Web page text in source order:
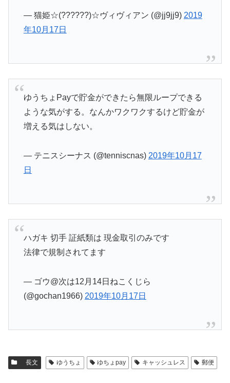
— 猫姫☆(??????)☆ヴィヴィアン (@jj9jj9) 2019
年10月17日
ゆうちょPayで貯金ができたら無限ループできる
ような気がする。なんかワクワクするけど貯金が
増える気はしない。
— テニスシーナス (@tenniscnas) 2019年10月17
日
ハガキ 切手 証紙類は 現金取引のみです
法律で規制されてます
— ゴウ@次は12月14日ねこくじら
(@gochan1966) 2019年10月17日
長文 ゆうちょ ゆちょpay キャッシュレス 郵便